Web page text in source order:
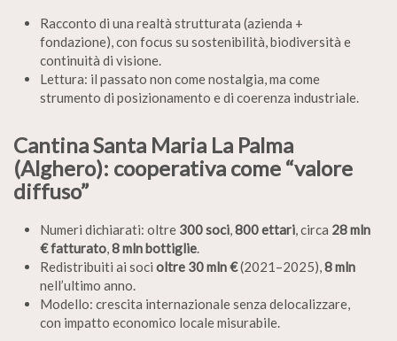
Racconto di una realtà strutturata (azienda +
fondazione), con focus su sostenibilità, biodiversità e
continuità di visione.
Lettura: il passato non come nostalgia, ma come
strumento di posizionamento e di coerenza industriale.
Cantina Santa Maria La Palma
(Alghero): cooperativa come “valore
diffuso”
Numeri dichiarati: oltre 300 soci,800 ettari, circa 28 mln
€ fatturato,8 mln bottiglie.
Redistribuiti ai soci oltre 30 mln €(2021–2025),8 mln
nell’ultimo anno.
Modello: crescita internazionale senza delocalizzare,
con impatto economico locale misurabile.